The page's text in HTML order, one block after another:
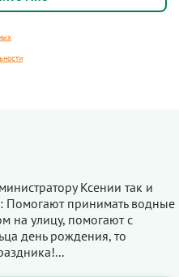
Ксении так и
Помогают принимать водные
на улицу, помогают с
день рождения, то